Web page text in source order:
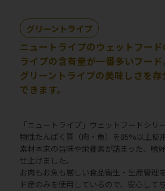
グリーントライプ
ニュートライプのウェットフー
ライプの含有量が一番多いフード
グリーントライプの美味しさを
できます。
「ニュートライプ」ウェットフードシリ
物性たんぱく質（肉・魚）を85%以上使用
素材本来の旨味や栄養素が詰まった、嗜
仕上げました。
お肉もお魚も厳しい食品衛生・生産管理
ド産のみを使用しているので、安心して